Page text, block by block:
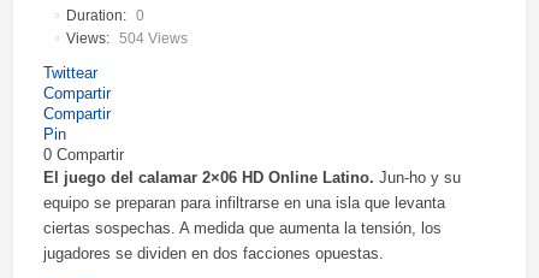
Duration: 0
Views: 504 Views
Twittear
Compartir
Compartir
Pin
0 Compartir
El juego del calamar 2×06 HD Online Latino. Jun-ho y su
equipo se preparan para infiltrarse en una isla que levanta
ciertas sospechas. A medida que aumenta la tensión, los
jugadores se dividen en dos facciones opuestas.